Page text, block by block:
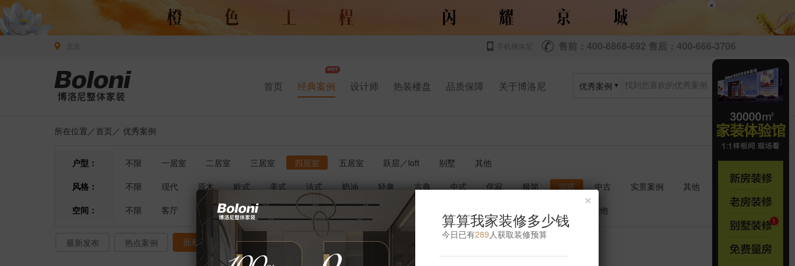
×
手机博洛尼 售前：400-6868-692 售后：400-666-3706
首页 经典案例 设计师 热装楼盘 品质保障 关于博洛尼 优秀案例
所在位置／首页 ／ 优秀案例
户型： 不限 一居室 二居室 三居室 四居室 五居室 跃层／loft 别墅
其他
风格：
不限 现代 原木 欧式 美式 法式 奶油 轻奢 古典 中式 侘寂 极简 混搭 中古 实景案例
其他
空间：
不限 客厅 卧室 厨房 庭院 儿童房 其他
最新发布 热点案例 面积排序 共 0
×
算算我家装修多少钱
今日已有289 人获取装修预算